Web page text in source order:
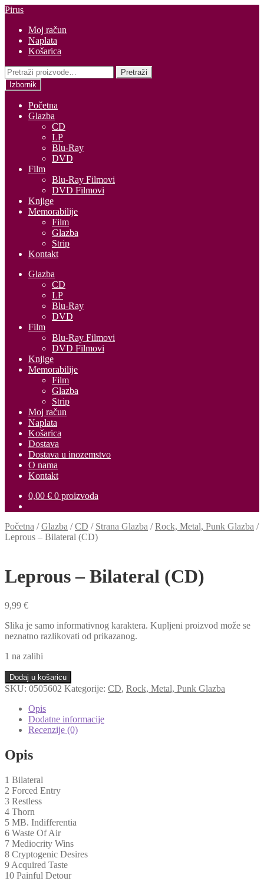
Preskoči
navigaciju
Skoči
sadržaja
Pirus
Moj račun
Naplata
Košarica
Pretraži:
Pretraži
Izbornik
Početna
Glazba
CD
LP
Blu-Ray
DVD
Film
Blu-Ray Filmovi
DVD Filmovi
Knjige
Memorabilije
Film
Glazba
Strip
Kontakt
Glazba
CD
LP
Blu-Ray
DVD
Film
Blu-Ray Filmovi
DVD Filmovi
Knjige
Memorabilije
Film
Glazba
Strip
Moj račun
Naplata
Košarica
Dostava
Dostava u inozemstvo
O nama
Kontakt
0,00 € 0 proizvoda
Početna /Glazba /CD / Strana Glazba /Rock, Metal, Punk Glazba /
Leprous – Bilateral (CD)
Leprous – Bilateral (CD)
9,99 €
Slika je samo informativnog karaktera. Kupljeni proizvod može se
neznatno razlikovati od prikazanog.
1 na zalihi
Leprous
-
(CD)
količina
Dodaj u košaricu
SKU: 0505602 Kategorije: CD, Rock, Metal, Punk Glazba
Opis
Dodatne informacije
Recenzije (0)
Opis
1 Bilateral
2 Forced Entry
3 Restless
4 Thorn
5 MB. Indifferentia
6 Waste Of Air
7 Mediocrity Wins
8 Cryptogenic Desires
9 Acquired Taste
10 Painful Detour